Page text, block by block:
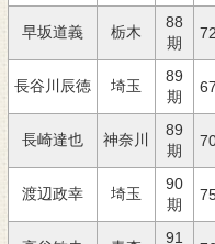
早坂道義 栃木
88
期
長谷川辰徳 埼玉
89
期
長崎達也 神奈川
89
期
渡辺政幸 埼玉
90
期
91